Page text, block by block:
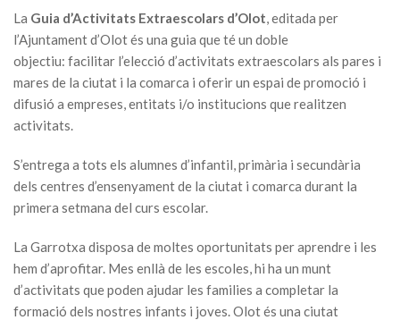
La Guia d’Activitats Extraescolars d’Olot, editada per
l’Ajuntament d’Olot és una guia que té un doble
objectiu: facilitar l’elecció d’activitats extraescolars als pares i
mares de la ciutat i la comarca i oferir un espai de promoció i
difusió a empreses, entitats i/o institucions que realitzen
activitats.
S’entrega a tots els alumnes d’infantil, primària i secundària
dels centres d’ensenyament de la ciutat i comarca durant la
primera setmana del curs escolar.
La Garrotxa disposa de moltes oportunitats per aprendre i les
hem d’aprofitar. Mes enllà de les escoles, hi ha un munt
d’activitats que poden ajudar les families a completar la
formació dels nostres infants i joves. Olot és una ciutat